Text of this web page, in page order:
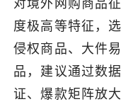
对境外网购商品
度极高等特征，
侵权商品、大件
品，建议通过数
证、爆款矩阵放